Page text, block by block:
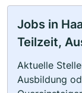
Jobs in
Teilzeit,
Aktuelle
Ausbildung